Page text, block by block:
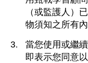
（或監護人）
物須知之所有
當您使用或繼
即表示您同意